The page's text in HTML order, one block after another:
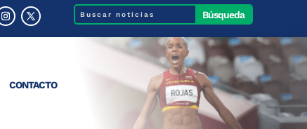
CONTACTO